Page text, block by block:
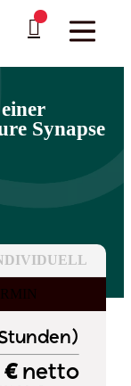
in Deutschland
Synapse
netto